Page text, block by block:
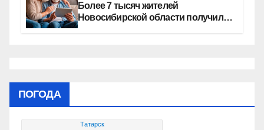
Более 7 тысяч жителей
Новосибирской области получили
ПОГОДА
Татарск